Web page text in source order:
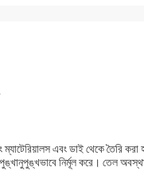
এবং ডাই থেকে তৈরি
নির্মূল করে। তেল